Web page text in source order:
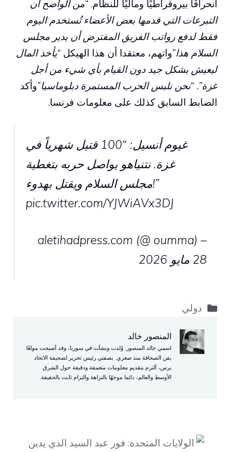
انحرافًا بيروقراطيًا وماليًا للنظام. “من الواضح أن
التبرعات التي قدمها بعض الأعضاء تُستخدم اليوم
فقط لدفع رواتب الفريق المفترض أن يدير مجلس
السلام هذا”واتهم، معتقدا أن هذا الهيكل “يأخذ المال
ليعيش بشكل جيد دون القيام بأي شيء من أجل
غزة”. “نحن نلبس الحرب المستمرة دبلوماسيا”وأكد
الضابط السابق كذلك على معلومات فرنسا.
غيوم أنسيل: “100 قتيل شهرياً في
غزة. نتنياهو يواصل حربه بتغطية
مجلس السلام ويقتل بهدوء!”
pic.twitter.com/YJWiAVx3DJ
– aletihadpress.com (@ oumma)
28 مايو 2026
التصنيفات
دولي
المنصور خالد
اسمي خالد المنصور. وُلدت ونشأت في سوريا، وقد أصبحت مولعًا
بفن الصحافة منذ صغري. بصفتي رئيس تحرير لصحيفة الاتحاد
برس، ألتزم بتقديم معلومات متعمقة ودقيقة حول الشرق
الأوسط والعالم، دائما موجهًا بالنزاهة والتزام ثابت بالحقيقة.